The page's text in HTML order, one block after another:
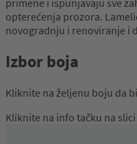
primene i ispunjavaju sve
opterećenja prozora.
novogradnju i renoviranje i
Izbor boja
Kliknite na željenu boju da
Kliknite na info tačku na